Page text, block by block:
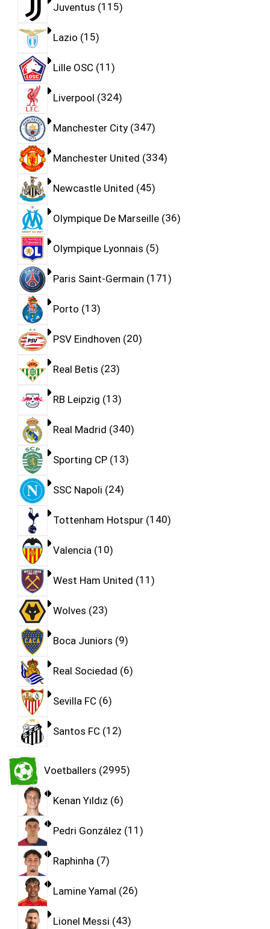
Juventus 115
Lazio 15
Lille OSC 11
Liverpool 324
Manchester City 347
Manchester United 334
Newcastle United 45
Olympique De Marseille 36
Olympique Lyonnais 5
Paris Saint-Germain 171
Porto 13
PSV Eindhoven 20
Real Betis 23
RB Leipzig 13
Real Madrid 340
Sporting CP 13
SSC Napoli 24
Tottenham Hotspur 140
Valencia 10
West Ham United 11
Wolves 23
Boca Juniors 9
Real Sociedad 6
Sevilla FC 6
Santos FC 12
Voetballers 2995
Kenan Yıldız 6
Pedri González 11
Raphinha 7
Lamine Yamal 26
Lionel Messi 43